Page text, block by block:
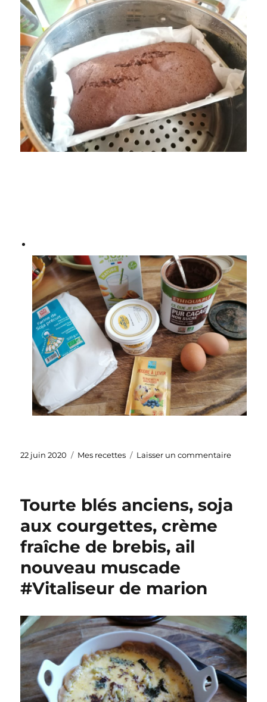
Publié
22 juin 2020 Catégories
Mes recettes Laisser un commentairesur
CACAO
Tourte blés anciens, soja
aux courgettes, crème
fraîche de brebis, ail
nouveau muscade
#Vitaliseur de marion